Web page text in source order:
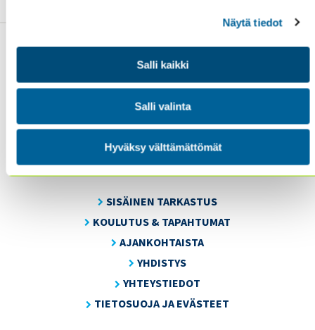
Näytä tiedot
Salli kaikki
Salli valinta
Hyväksy välttämättömät
Sisäiset tarkastajat ry / Oy Inreviso Ab
Energiakuja 3
Tel. +358 (0)50 505 6669
SISÄINEN TARKASTUS
KOULUTUS & TAPAHTUMAT
AJANKOHTAISTA
YHDISTYS
YHTEYSTIEDOT
TIETOSUOJA JA EVÄSTEET